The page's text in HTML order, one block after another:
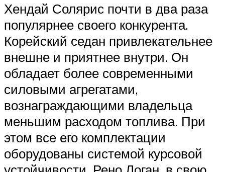
Хендай Солярис почти в два раза
популярнее своего конкурента.
Корейский седан привлекательнее
внешне и приятнее внутри. Он
обладает более современными
силовыми агрегатами,
вознаграждающими владельца
меньшим расходом топлива. При
этом все его комплектации
оборудованы системой курсовой